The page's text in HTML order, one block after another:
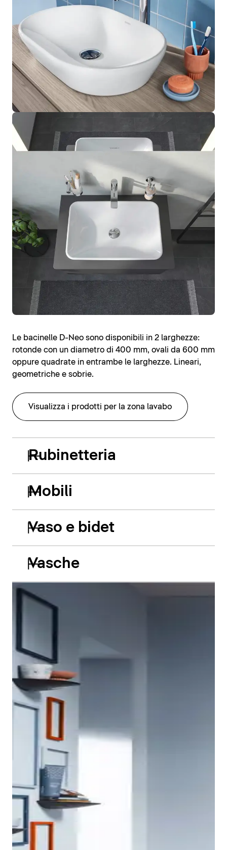
Le bacinelle D-Neo sono disponibili in 2 larghezze:
rotonde con un diametro di 400 mm, ovali da 600 mm
oppure quadrate in entrambe le larghezze. Lineari,
geometriche e sobrie.
Visualizza i prodotti per la zona lavabo
Rubinetteria
Mobili
Vaso e bidet
Vasche